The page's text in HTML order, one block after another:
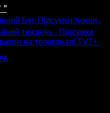
"
Буг. Підсумки тижня .
тиждень . Підсумки
на телеканалі ТV7+ .